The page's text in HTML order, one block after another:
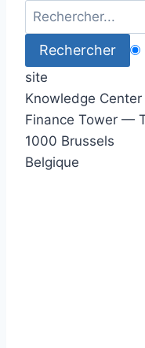
site
Knowledge Center
Finance Tower —
1000 Brussels
Belgique